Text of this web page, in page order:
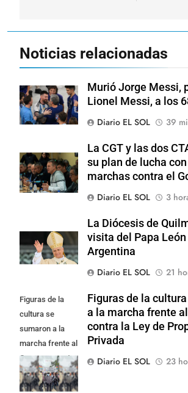
Noticias relacionadas
Murió Jorge Messi,
Lionel Messi, a los
Diario EL SOL
39
La CGT y las dos
su plan de lucha
marchas contra el
Diario EL SOL
3
La Diócesis de
visita del Papa León
Argentina
Diario EL SOL
21
Figuras de la
cultura se
sumaron a la
marcha frente al
Congreso contra
la Ley de
Propiedad
Figuras de la
a la marcha frente
contra la Ley de
Privada
Diario EL SOL
23